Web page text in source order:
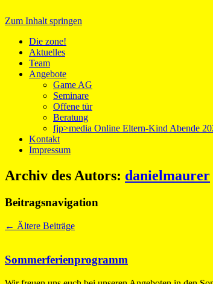
Medientreff zone!
Zum Inhalt springen
Die zone!
Aktuelles
Team
Angebote
Game AG
Seminare
Offene tür
Beratung
fjp>media Online Eltern-Kind Abende
Kontakt
Impressum
Archiv des Autors: danielmaurer
Beitragsnavigation
← Ältere Beiträge
Sommerferienprogramm